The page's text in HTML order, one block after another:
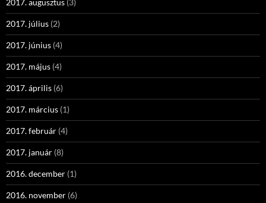
2017. augusztus (3)
2017. július (2)
2017. június (4)
2017. május (4)
2017. április (6)
2017. március (1)
2017. február (4)
2017. január (8)
2016. december (1)
2016. november (6)